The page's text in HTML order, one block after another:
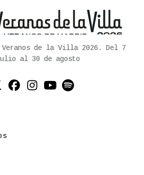
Madrid
Veranos de la Villa 2026. Del 7
al 30 de agosto
(X)
Facebook
Instagram
YouTube
Spotify